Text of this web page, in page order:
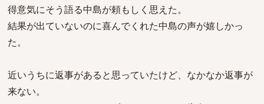
得意気にそう語る中島が頼もしく思えた。
結果が出ていないのに喜んでくれた中島の声が嬉しかっ
た。
近いうちに返事があると思っていたけど、なかなか返事が
来ない。